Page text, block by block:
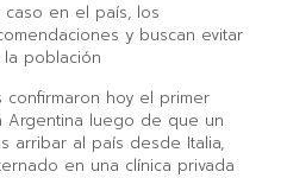
caso en el país, los
y buscan evitar
población
confirmaron hoy el primer
Argentina luego de que un
arribar al país desde Italia,
en una clínica privada